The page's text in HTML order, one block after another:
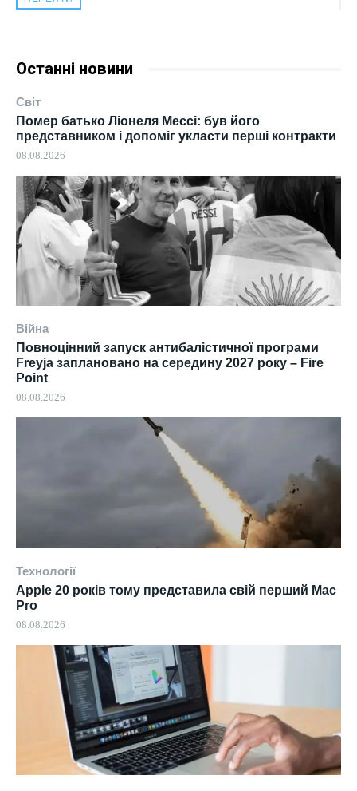
Останні новини
Світ
Помер батько Ліонеля Мессі: був його
представником і допоміг укласти перші контракти
08.08.2026
Війна
Повноцінний запуск антибалістичної програми
Freyja заплановано на середину 2027 року – Fire
Point
08.08.2026
Технології
Apple 20 років тому представила свій перший Mac
Pro
08.08.2026